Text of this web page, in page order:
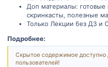
Доп материалы:
скринкасты, полезные
Только Лекции без ДЗ и
Подробнее:
Скрытое содержимое доступно
пользователей!